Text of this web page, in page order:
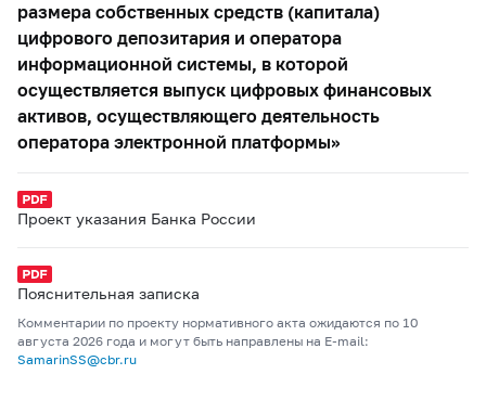
размера собственных средств (капитала)
цифрового депозитария и оператора
информационной системы, в которой
осуществляется выпуск цифровых финансовых
активов, осуществляющего деятельность
оператора электронной платформы»
Проект указания Банка России
Пояснительная записка
Комментарии по проекту нормативного акта ожидаются по 10
августа 2026 года и могут быть направлены на E-mail:
SamarinSS@cbr.ru